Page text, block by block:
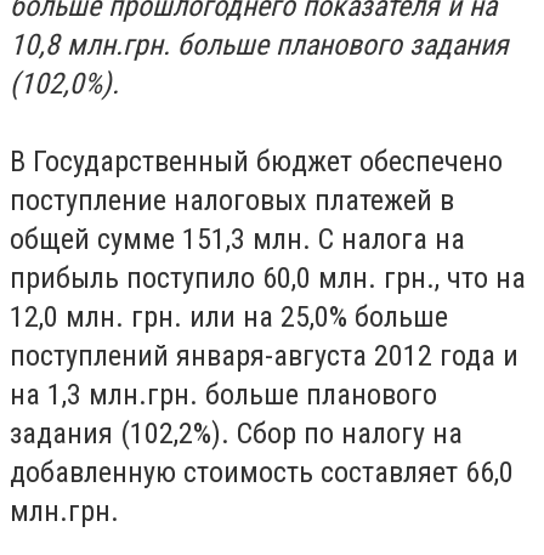
10,8 млн.грн. больше планового задания
(102,0%).
В Государственный бюджет обеспечено
поступление налоговых платежей в
общей сумме 151,3 млн. С налога на
прибыль поступило 60,0 млн. грн., что на
12,0 млн. грн. или на 25,0% больше
поступлений января-августа 2012 года и
на 1,3 млн.грн. больше планового
задания (102,2%). Сбор по налогу на
добавленную стоимость составляет 66,0
млн.грн.